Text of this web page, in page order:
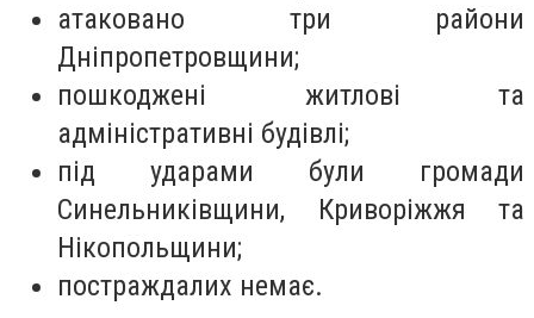
атаковано три райони
Дніпропетровщини;
пошкоджені житлові та
адміністративні будівлі;
під ударами були громади
Синельниківщини, Криворіжжя та
Нікопольщини;
постраждалих немає.